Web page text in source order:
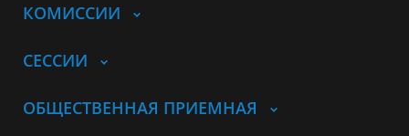
КОМИССИИ
СЕССИИ
ОБЩЕСТВЕННАЯ ПРИЕМНАЯ